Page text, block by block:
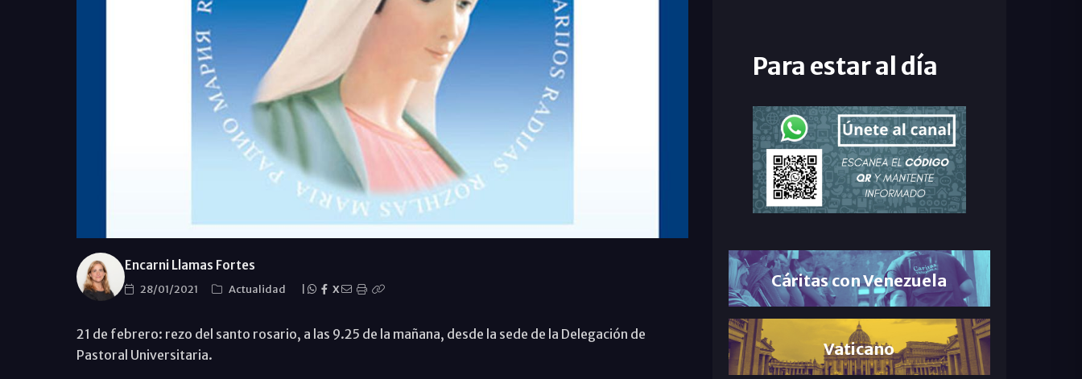
Encarni Llamas Fortes
28/01/2021 Actualidad X
21 de febrero: rezo del santo rosario, a las 9.25 de la mañana, desde la sede de la Delegación de
Pastoral Universitaria.
Para estar al día
Cáritas con Venezuela
Vaticano